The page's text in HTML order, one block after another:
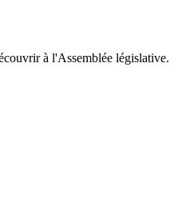
à l'Assemblée législative.